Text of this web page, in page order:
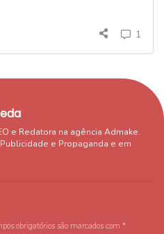
1
e Redatora na agência Admake.
e Propaganda e em
obrigatórios são marcados com *